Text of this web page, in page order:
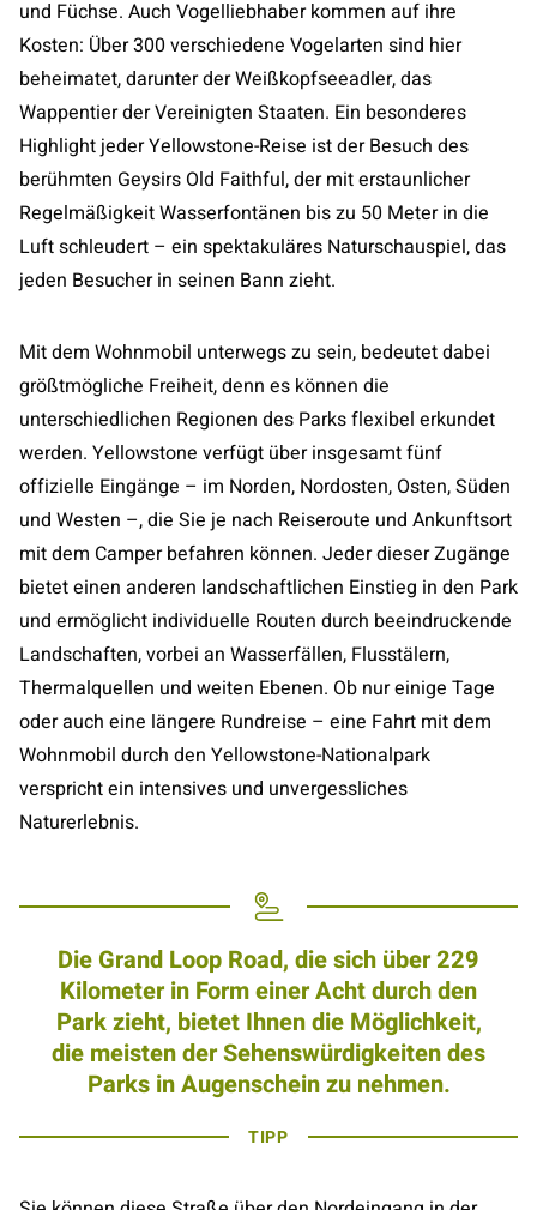
und Füchse. Auch Vogelliebhaber kommen auf ihre
Kosten: Über 300 verschiedene Vogelarten sind hier
beheimatet, darunter der Weißkopfseeadler, das
Wappentier der Vereinigten Staaten. Ein besonderes
Highlight jeder Yellowstone-Reise ist der Besuch des
berühmten Geysirs Old Faithful, der mit erstaunlicher
Regelmäßigkeit Wasserfontänen bis zu 50 Meter in die
Luft schleudert – ein spektakuläres Naturschauspiel, das
jeden Besucher in seinen Bann zieht.
Mit dem Wohnmobil unterwegs zu sein, bedeutet dabei
größtmögliche Freiheit, denn es können die
unterschiedlichen Regionen des Parks flexibel erkundet
werden. Yellowstone verfügt über insgesamt fünf
offizielle Eingänge – im Norden, Nordosten, Osten, Süden
und Westen –, die Sie je nach Reiseroute und Ankunftsort
mit dem Camper befahren können. Jeder dieser Zugänge
bietet einen anderen landschaftlichen Einstieg in den Park
und ermöglicht individuelle Routen durch beeindruckende
Landschaften, vorbei an Wasserfällen, Flusstälern,
Thermalquellen und weiten Ebenen. Ob nur einige Tage
oder auch eine längere Rundreise – eine Fahrt mit dem
Wohnmobil durch den Yellowstone-Nationalpark
verspricht ein intensives und unvergessliches
Naturerlebnis.
Die Grand Loop Road, die sich über 229
Kilometer in Form einer Acht durch den
Park zieht, bietet Ihnen die Möglichkeit,
die meisten der Sehenswürdigkeiten des
Parks in Augenschein zu nehmen.
TIPP